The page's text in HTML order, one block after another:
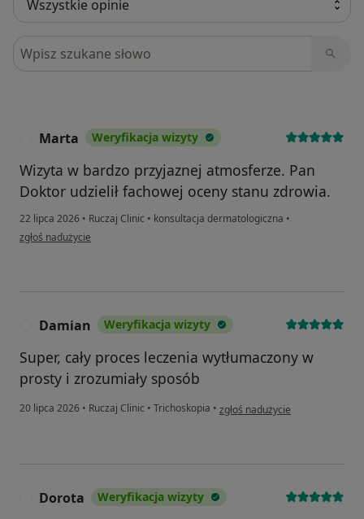
umówienia się na inny typ wizyty niż ten dostępny w
kalendarzu rezerwacji. W przypadku błędnej
rezerwacji pacjent może nie zostać przyjęty za co
Ruczaj Clinic nie ponosi odpowiedzialności
Szukaj w opiniach
Marta Weryfikacja wizyty
Wizyta w bardzo przyjaznej atmosferze. Pan
Doktor udzielił fachowej oceny stanu zdrowia.
22 lipca 2026 • Ruczaj Clinic • konsultacja dermatologiczna •
w opinii użytkownika Marta
zgłoś nadużycie
Damian Weryfikacja wizyty
Super, cały proces leczenia wytłumaczony w
prosty i zrozumiały sposób
20 lipca 2026 • Ruczaj Clinic • Trichoskopia • w opinii użytkownika Damian
zgłoś nadużycie
Dorota Weryfikacja wizyty